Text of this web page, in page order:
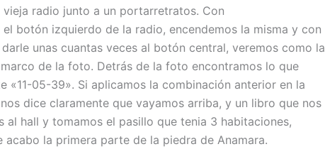
vieja radio junto a un portarretratos. Con
el botón izquierdo de la radio, encendemos la misma y con
unas cuantas veces al botón central, veremos como la
de la foto. Detrás de la foto encontramos lo que
«11-05-39». Si aplicamos la combinación anterior en la
dice claramente que vayamos arriba, y un libro que nos
al hall y tomamos el pasillo que tenia 3 habitaciones,
la primera parte de la piedra de Anamara.